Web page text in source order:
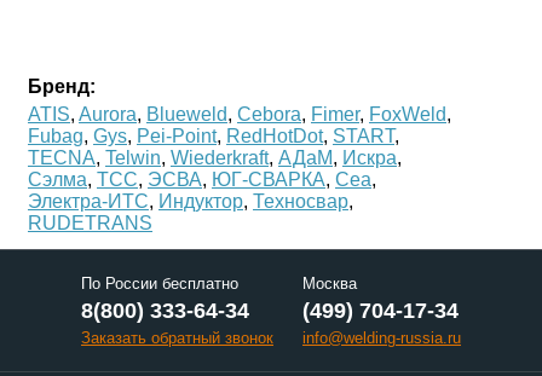
Бренд:
ATIS, Aurora, Blueweld, Cebora, Fimer, FoxWeld,
Fubag, Gys, Pei-Point, RedHotDot, START,
TECNA, Telwin, Wiederkraft, АДаМ, Искра,
Сэлма, ТСС, ЭСВА, ЮГ-СВАРКА, Cea,
Электра-ИТС, Индуктор, Техносвар,
RUDETRANS
По России бесплатно
8(800) 333-64-34
Заказать обратный звонок
Москва
(499) 704-17-34
info@welding-russia.ru